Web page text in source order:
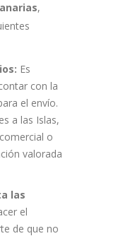
,
Es
con la
el envío.
a las Islas,
o
valorada
las
el
de que no